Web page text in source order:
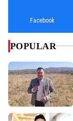
Facebook
POPULAR